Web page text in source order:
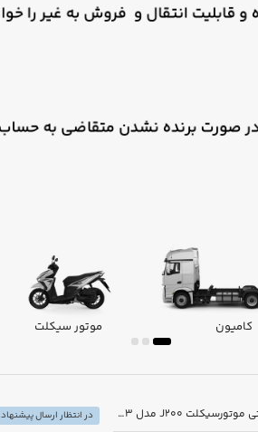
کامیون موتور سیکلت
مزایده دولتی موتورسیکلت J200 مدل 1403 رنگ بادمجانی
در انتظار ارسال پیشنهاد